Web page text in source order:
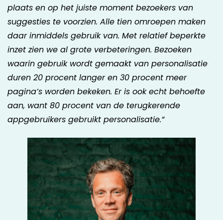
plaats en op het juiste moment bezoekers van
suggesties te voorzien. Alle tien omroepen maken
daar inmiddels gebruik van. Met relatief beperkte
inzet zien we al grote verbeteringen. Bezoeken
waarin gebruik wordt gemaakt van personalisatie
duren 20 procent langer en 30 procent meer
pagina’s worden bekeken. Er is ook echt behoefte
aan, want 80 procent van de terugkerende
appgebruikers gebruikt personalisatie.”